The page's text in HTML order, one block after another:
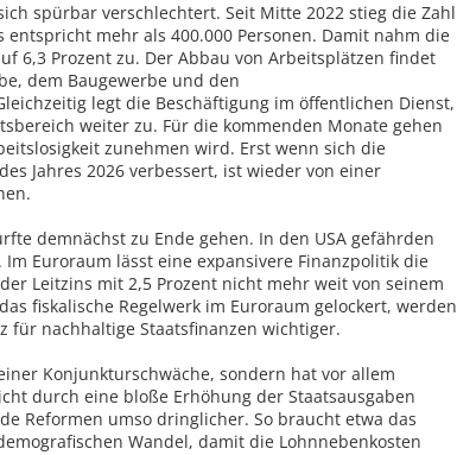
spürbar verschlechtert. Seit Mitte 2022 stieg die Zahl
entspricht mehr als 400.000 Personen. Damit nahm die
6,3 Prozent zu. Der Abbau von Arbeitsplätzen findet
dem Baugewerbe und den
legt die Beschäftigung im öffentlichen Dienst,
weiter zu. Für die kommenden Monate gehen
zunehmen wird. Erst wenn sich die
Jahres 2026 verbessert, ist wieder von einer
demnächst zu Ende gehen. In den USA gefährden
Im Euroraum lässt eine expansivere Finanzpolitik die
Leitzins mit 2,5 Prozent nicht mehr weit von seinem
fiskalische Regelwerk im Euroraum gelockert, werden
für nachhaltige Staatsfinanzen wichtiger.
Konjunkturschwäche, sondern hat vor allem
durch eine bloße Erhöhung der Staatsausgaben
Reformen umso dringlicher. So braucht etwa das
Wandel, damit die Lohnnebenkosten